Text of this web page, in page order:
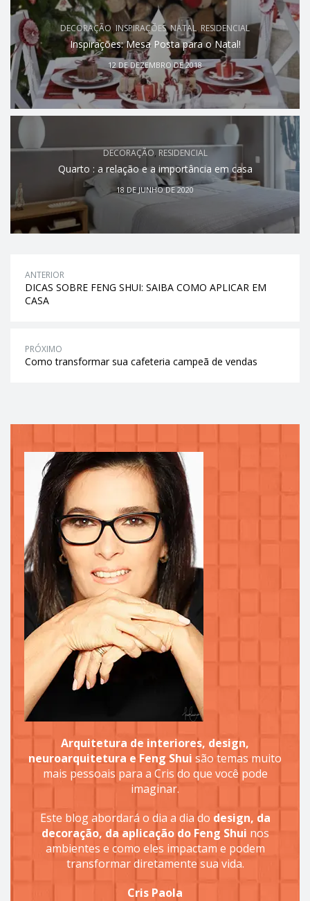
DECORAÇÃO, INSPIRAÇÕES,NATAL, RESIDENCIAL
Inspirações: Mesa Posta para o Natal!
12 DE DEZEMBRO DE 2018
DECORAÇÃO, RESIDENCIAL
Quarto : a relação e a importância em casa
18 DE JUNHO DE 2020
ANTERIOR
DICAS SOBRE FENG SHUI: SAIBA COMO APLICAR EM
CASA
PRÓXIMO
Como transformar sua cafeteria campeã de vendas
Arquitetura de interiores, design,
neuroarquitetura e Feng Shui são temas muito
mais pessoais para a Cris do que você pode
imaginar.
Este blog abordará o dia a dia do design, da
decoração, da aplicação do Feng Shui nos
ambientes e como eles impactam e podem
transformar diretamente sua vida.
Cris Paola